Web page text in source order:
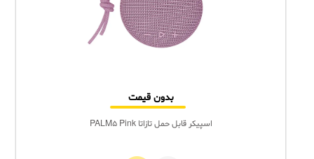
بدون قیمت
اسپیکر قابل حمل تازاتا PALM5 Pink